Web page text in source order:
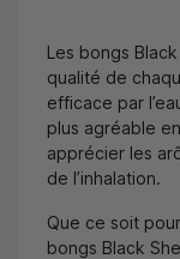
Les bongs
qualité de
efficace par
plus agréable
apprécier les
de l’inhalation.
Que ce soit
bongs Black